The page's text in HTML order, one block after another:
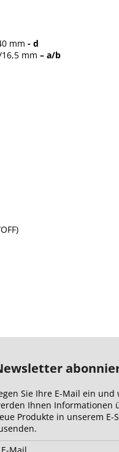
mm - d
mm – a/b
Sie Ihre E-Mail ein und
Ihnen Informationen
Produkte in unserem E-